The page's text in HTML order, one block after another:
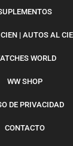
| AUTOS AL
WORLD
WW SHOP
DE PRIVACIDAD
CONTACTO